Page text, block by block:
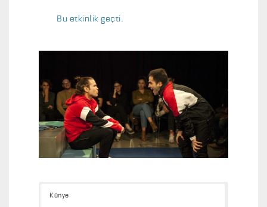
Bu etkinlik geçti.
Künye